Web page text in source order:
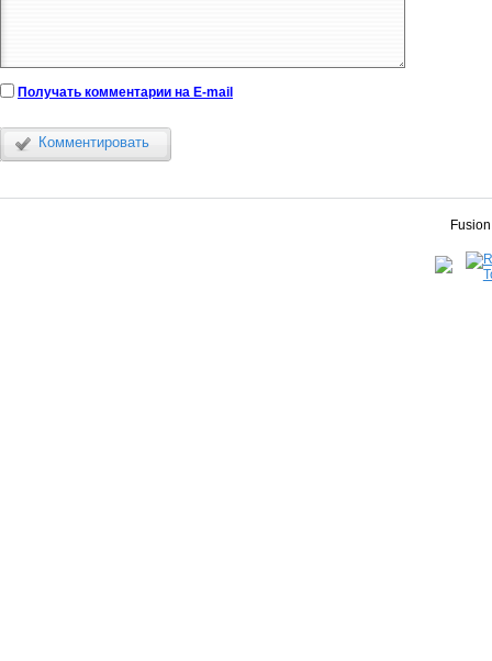
Получать комментарии на E-mail
Комментировать